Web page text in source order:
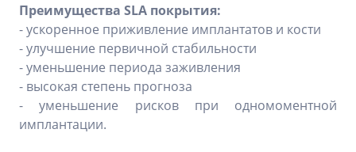
Преимущества SLA покрытия:
- ускоренное приживление имплантатов и кости
- улучшение первичной стабильности
- уменьшение периода заживления
- высокая степень прогноза
- уменьшение рисков при одномоментной
имплантации.